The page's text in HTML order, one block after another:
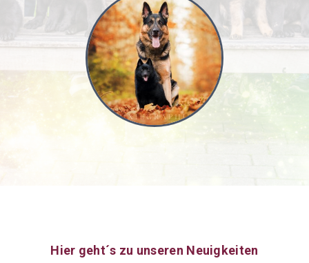
Hier geht´s zu unseren Neuigkeiten